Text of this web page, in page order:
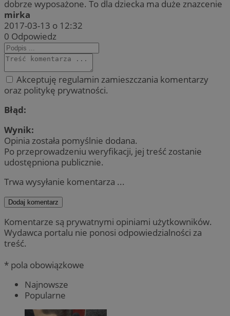
dobrze wyposażone. To dla dziecka ma duże znazcenie
mirka
2017-03-13 o 12:32
0 Odpowiedz
Akceptuję regulamin zamieszczania komentarzy
oraz politykę prywatności.
Błąd:
Wynik:
Opinia została pomyślnie dodana.
Po przeprowadzeniu weryfikacji, jej treść zostanie
udostępniona publicznie.
Trwa wysyłanie komentarza ...
Dodaj komentarz
Komentarze są prywatnymi opiniami użytkowników.
Wydawca portalu nie ponosi odpowiedzialności za
treść.
* pola obowiązkowe
Najnowsze
Popularne